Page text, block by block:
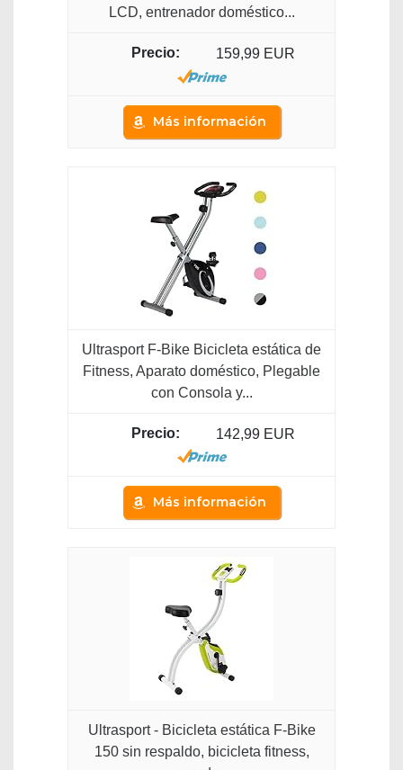
LCD, entrenador doméstico...
159,99 EUR
Más información
Ultrasport F-Bike Bicicleta estática de
Fitness, Aparato doméstico, Plegable
con Consola y...
142,99 EUR
Más información
Ultrasport - Bicicleta estática F-Bike
150 sin respaldo, bicicleta fitness,